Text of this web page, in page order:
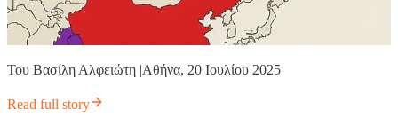
Του Βασίλη Αλφειώτη |Αθήνα, 20 Ιουλίου 2025
Read full story